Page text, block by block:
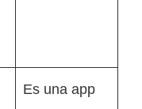
Es una app